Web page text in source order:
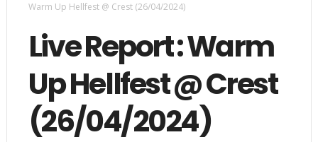
Warm Up Hellfest @ Crest (26/04/2024)
Live Report : Warm
Up Hellfest @ Crest
(26/04/2024)